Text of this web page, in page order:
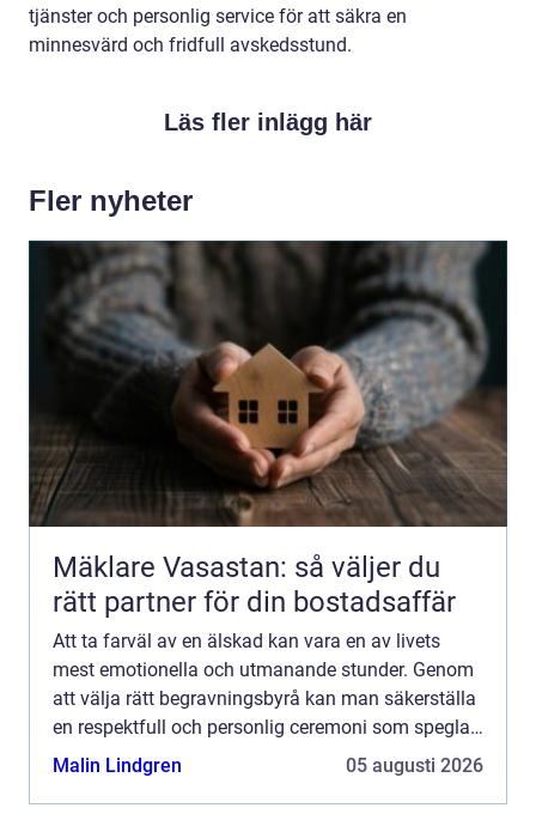
tjänster och personlig service för att säkra en
minnesvärd och fridfull avskedsstund.
Läs fler inlägg här
Fler nyheter
Mäklare Vasastan: så väljer du
rätt partner för din bostadsaffär
Att ta farväl av en älskad kan vara en av livets
mest emotionella och utmanande stunder. Genom
att välja rätt begravningsbyrå kan man säkerställa
en respektfull och personlig ceremoni som speglar
den avlidnes liv o...
Malin Lindgren 05 augusti 2026